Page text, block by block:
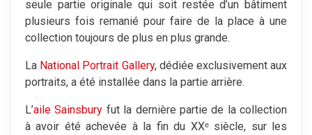
seule partie originale qui soit restée d’un bâtiment
plusieurs fois remanié pour faire de la place à une
collection toujours de plus en plus grande.
La National Portrait Gallery, dédiée exclusivement aux
portraits, a été installée dans la partie arrière.
L’aile Sainsbury fut la dernière partie de la collection
à avoir été achevée à la fin du XXᵉ siècle, sur les